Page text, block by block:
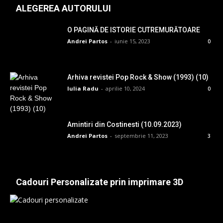
ALEGEREA AUTORULUI
O PAGINĂ DE ISTORIE CUTREMURĂTOARE
Andrei Partos - iunie 15, 2023 0
Arhiva revistei Pop Rock & Show (1993) (10)
Iulia Radu - aprilie 10, 2024 0
Amintiri din Costinesti (10.09.2023)
Andrei Partos - septembrie 11, 2023 3
Cadouri Personalizate prin imprimare 3D